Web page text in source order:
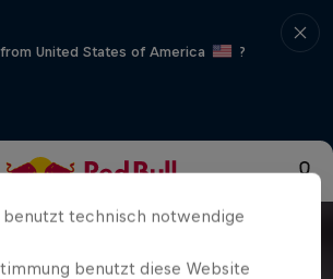
United States of America
?
benutzt technisch notwendige
benutzt diese Website